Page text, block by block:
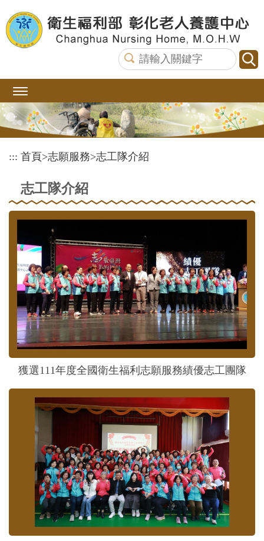
到
主
::: 首頁>志願服務>志工隊介紹
志工隊介紹
獲選111年度全國衛生福利志願服務績優志工團隊